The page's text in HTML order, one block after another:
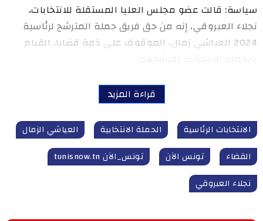
سياسة: قالت عضو مجلس العليا المستقلة للانتخابات،
نجلاء العبروقي، إنه من حق فريق حملة المترشح لرئاسية
2024 العياشي زمال، الموقوف على ذمة قضايا، القيام
قراءة المزيد
الانتخابات الرئاسية الحملة الانتخابية
العياشي الزمال
القضاء
تونس الآن
تونس_الآن tunisnow.tn
نجلاء العبروقي